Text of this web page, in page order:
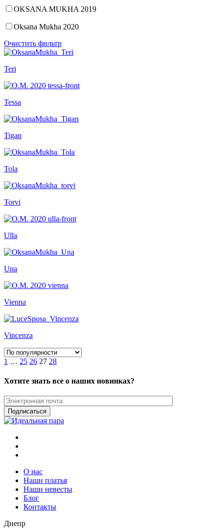
OKSANA MUKHA 2019
Oksana Mukha 2020
Очистить фильтр
Teri
Tessa
Tigan
Tola
Torvi
Ulla
Una
Vienna
Vincenza
1 … 25 26 27 28
Хотите знать все о наших новинках?
О нас
Наши платья
Наши невесты
Блог
Контакты
Днепр